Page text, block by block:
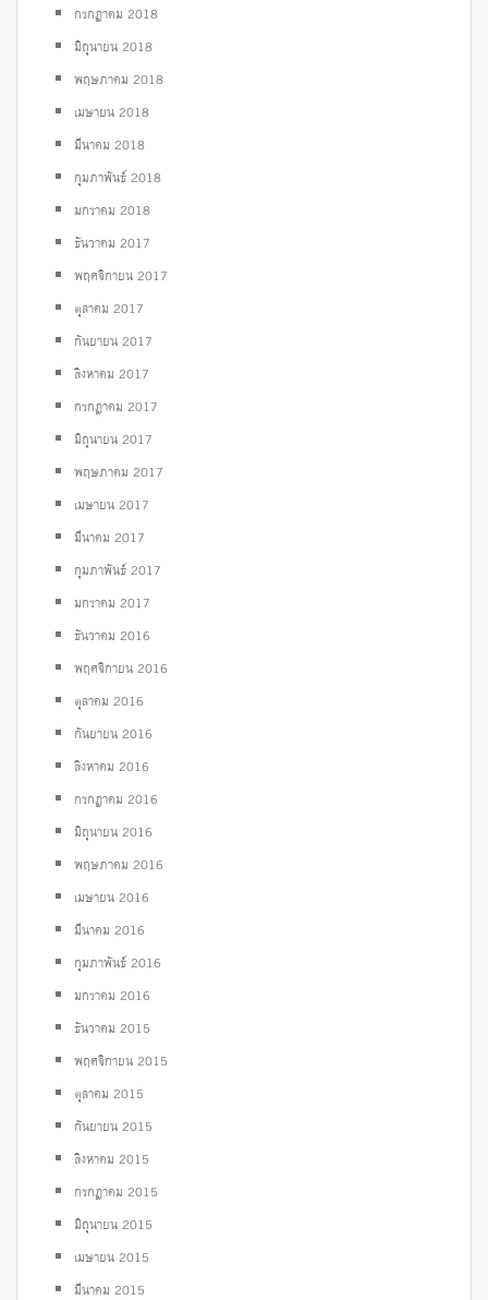
กรกฎาคม 2018
มิถุนายน 2018
พฤษภาคม 2018
เมษายน 2018
มีนาคม 2018
กุมภาพันธ์ 2018
มกราคม 2018
ธันวาคม 2017
พฤศจิกายน 2017
ตุลาคม 2017
กันยายน 2017
สิงหาคม 2017
กรกฎาคม 2017
มิถุนายน 2017
พฤษภาคม 2017
เมษายน 2017
มีนาคม 2017
กุมภาพันธ์ 2017
มกราคม 2017
ธันวาคม 2016
พฤศจิกายน 2016
ตุลาคม 2016
กันยายน 2016
สิงหาคม 2016
กรกฎาคม 2016
มิถุนายน 2016
พฤษภาคม 2016
เมษายน 2016
มีนาคม 2016
กุมภาพันธ์ 2016
มกราคม 2016
ธันวาคม 2015
พฤศจิกายน 2015
ตุลาคม 2015
กันยายน 2015
สิงหาคม 2015
กรกฎาคม 2015
มิถุนายน 2015
เมษายน 2015
มีนาคม 2015